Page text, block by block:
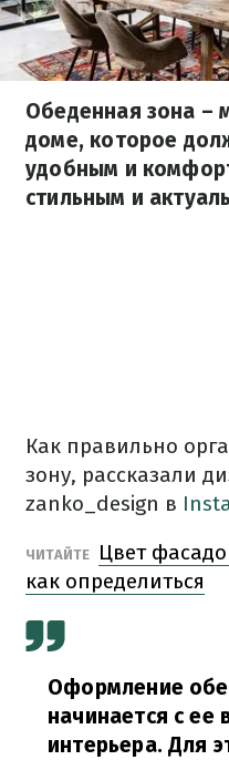
Обеденная зона –
доме, которое
удобным и
стильным и
Как правильно
зону, рассказали
zanko_design в
ЧИТАЙТЕ
Цвет
как определиться
Оформление
начинается с ее
интерьера. Для